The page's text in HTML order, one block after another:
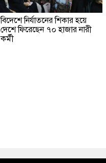
বিদেশে নির্যাতনের শিকার হয়ে
দেশে ফিরেছেন ৭০ হাজার নারী
কর্মী